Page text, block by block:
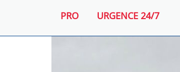
PRO URGENCE 24/7